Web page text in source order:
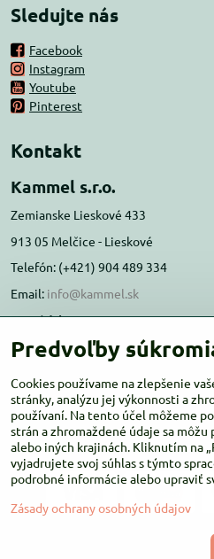
Sledujte nás
Facebook
Instagram
Youtube
Pinterest
Kontakt
Kammel s.r.o.
Zemianske Lieskové 433
913 05 Melčice - Lieskové
Telefón: (+421) 904 489 334
Email: info@kammel.sk
Prevádzka:
Administratívna budova PD Melčice
Otváracie hodiny:PO-ŠT 8:00 -
PIA-NE Zatvorené
Predvoľby
Cookies používame na zlepšenie
stránky, analýzu jej výkonnosti a
používaní. Na tento účel môžeme
strán a zhromaždené údaje sa
alebo iných krajinách. Kliknutím na
vyjadrujete svoj súhlas s týmto
podrobné informácie alebo upraviť
Zásady ochrany osobných údajov